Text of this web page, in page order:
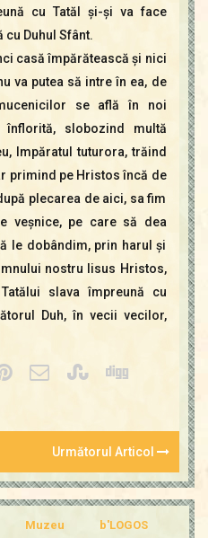
cu Tatăl şi-şi va face
Duhul Sfânt.
casă împărătească şi nici
va putea să intre în ea, de
se află în noi
slobozind multă
Impăratul tuturora, trăind
primind pe Hristos încă de
plecarea de aici, sa fim
veşnice, pe care să dea
le dobândim, prin harul şi
nostru Iisus Hristos,
slava împreună cu
Duh, în vecii vecilor,
Următorul Articol
Muzeu b'LOGOS